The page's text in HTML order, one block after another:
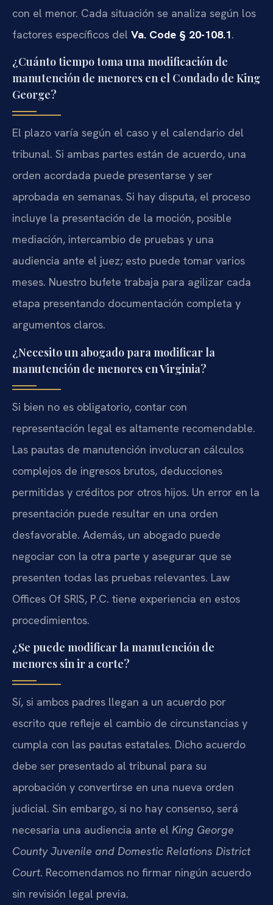
con el menor. Cada situación se analiza según los
factores específicos del Va. Code § 20-108.1.
¿Cuánto tiempo toma una modificación de
manutención de menores en el Condado de King
George?
El plazo varía según el caso y el calendario del
tribunal. Si ambas partes están de acuerdo, una
orden acordada puede presentarse y ser
aprobada en semanas. Si hay disputa, el proceso
incluye la presentación de la moción, posible
mediación, intercambio de pruebas y una
audiencia ante el juez; esto puede tomar varios
meses. Nuestro bufete trabaja para agilizar cada
etapa presentando documentación completa y
argumentos claros.
¿Necesito un abogado para modificar la
manutención de menores en Virginia?
Si bien no es obligatorio, contar con
representación legal es altamente recomendable.
Las pautas de manutención involucran cálculos
complejos de ingresos brutos, deducciones
permitidas y créditos por otros hijos. Un error en la
presentación puede resultar en una orden
desfavorable. Además, un abogado puede
negociar con la otra parte y asegurar que se
presenten todas las pruebas relevantes. Law
Offices Of SRIS, P.C. tiene experiencia en estos
procedimientos.
¿Se puede modificar la manutención de
menores sin ir a corte?
Sí, si ambos padres llegan a un acuerdo por
escrito que refleje el cambio de circunstancias y
cumpla con las pautas estatales. Dicho acuerdo
debe ser presentado al tribunal para su
aprobación y convertirse en una nueva orden
judicial. Sin embargo, si no hay consenso, será
necesaria una audiencia ante el King George
County Juvenile and Domestic Relations District
Court. Recomendamos no firmar ningún acuerdo
sin revisión legal previa.